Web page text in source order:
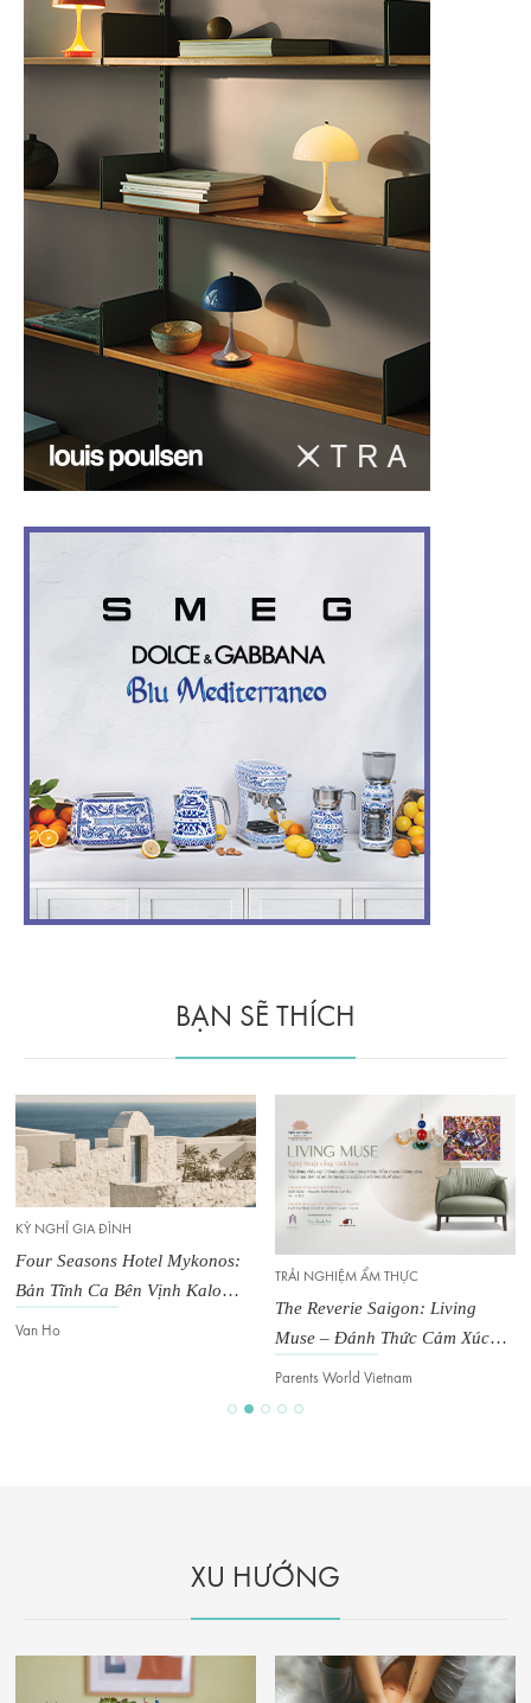
BẠN SẼ THÍCH
KỲ NGHỈ GIA ĐÌNH
Four Seasons Hotel Mykonos:
Bản Tĩnh Ca Bên Vịnh Kalo
Van Ho
TRẢI NGHIỆM ẨM THỰC
The Reverie Saigon: Living
Muse – Đánh Thức Cảm Xúc
Trong Không Gian Đương Đại
Parents World Vietnam
XU HƯỚNG